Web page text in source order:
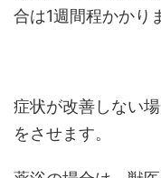
合は1週間程かかり
症状が改善しない
をさせます。